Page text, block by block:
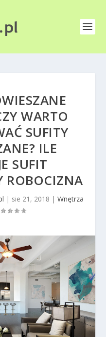
WARTO
SUFITY
ILE
SUFIT
ROBOCIZNA
| sie 21, 2018 | Wnętrza